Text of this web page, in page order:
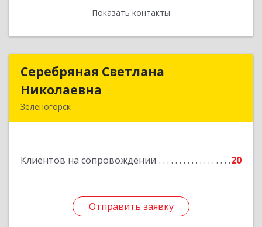
Показать контакты
Назад
Серебряная Светлана
Николаевна
Зеленогорск
Клиентов на сопровождении 20
Отправить заявку
Серебряная Светлана
Подробнее
Отправить заявку